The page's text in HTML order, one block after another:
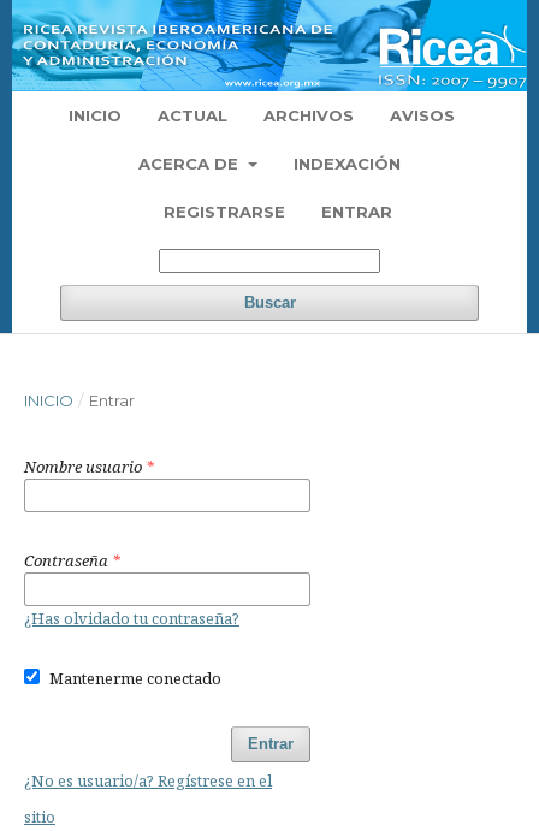
INICIO ACTUAL ARCHIVOS AVISOS
ACERCA DE INDEXACIÓN
REGISTRARSE ENTRAR
Buscar
INICIO / Entrar
Nombre usuario *
Contraseña *
¿Has olvidado tu contraseña?
Mantenerme conectado
Entrar
¿No es usuario/a? Regístrese en el
sitio